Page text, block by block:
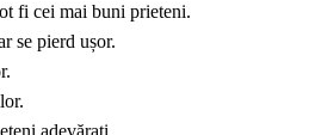
fi cei mai buni prieteni.
se pierd ușor.
adevărați.